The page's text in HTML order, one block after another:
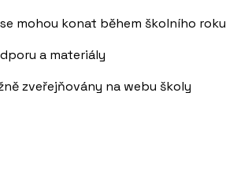
mohou konat během školního roku
a materiály
zveřejňovány na webu školy